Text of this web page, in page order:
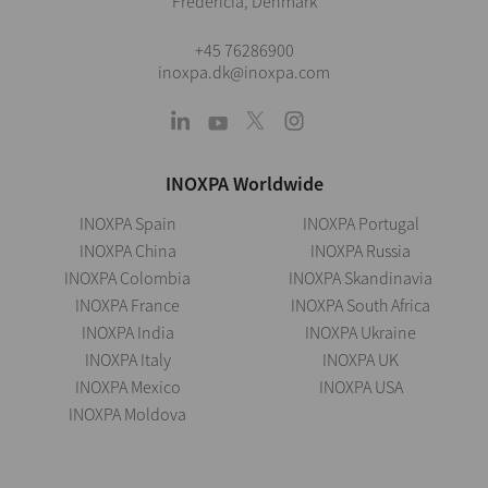
+45 76286900
inoxpa.dk@inoxpa.com
INOXPA Worldwide
INOXPA Spain
INOXPA China
INOXPA Colombia
INOXPA France
INOXPA India
INOXPA Italy
INOXPA Mexico
INOXPA Moldova
INOXPA Portugal
INOXPA Russia
INOXPA Skandinavia
INOXPA South Africa
INOXPA Ukraine
INOXPA UK
INOXPA USA